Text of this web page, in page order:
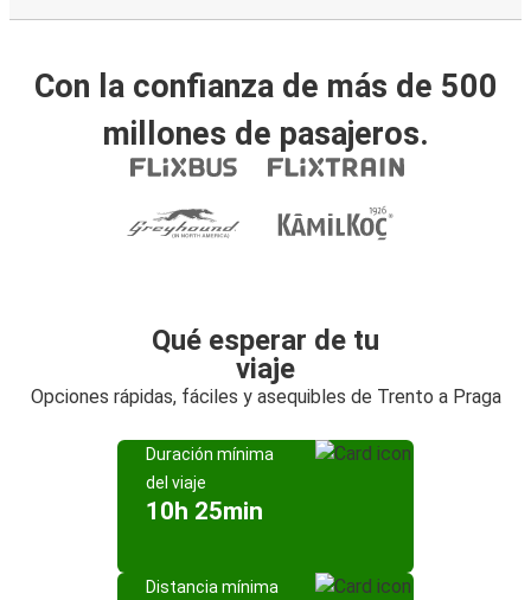
Con la confianza de más de 500
millones de pasajeros.
Qué esperar de tu
viaje
Opciones rápidas, fáciles y asequibles de Trento a Praga
Duración mínima
del viaje
10h 25min
Distancia mínima